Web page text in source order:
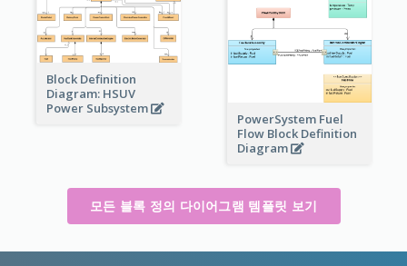
Block Definition
Diagram: HSUV
Power Subsystem
PowerSystem Fuel
Flow Block Definition
Diagram
모든 블록 정의 다이어그램 템플릿 보기